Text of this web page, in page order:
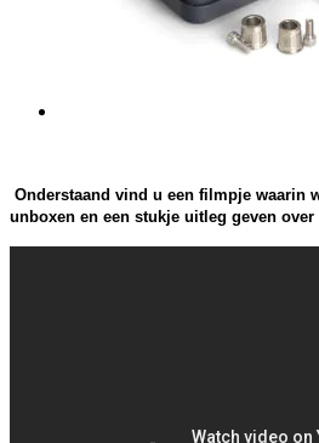
Onderstaand vind u een filmpje waarin
unboxen en een stukje uitleg geven